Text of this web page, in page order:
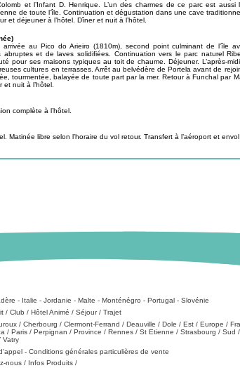
et l’Infant D. Henrique. L’un des charmes de ce parc est
de toute l’île. Continuation et dégustation dans une cave
et déjeuner à l’hôtel. Dîner et nuit à l’hôtel.
au Pico do Arieiro (1810m), second point culminant de l’île
et de laves solidifiées. Continuation vers le parc naturel
pour ses maisons typiques au toit de chaume. Déjeuner. L’après-
cultures en terrasses. Arrêt au belvédère de Portela avant de
tourmentée, balayée de toute part par la mer. Retour à Funchal par
et nuit à l’hôtel.
complète à l’hôtel.
Matinée libre selon l’horaire du vol retour. Transfert à l’aéroport et
- Italie - Jordanie - Malte - Monténégro - Portugal- Slovénie
/ Club / Hôtel Animé / Séjour/ Trajet
/ Cherbourg / Clermont-Ferrand / Deauville / Dole / Est / Europe /
/ Paris / Perpignan / Province / Rennes / St Etienne / Strasbourg / Sud /
Vatry
- Conditions générales particulières de vente
nous / Infos Produits /